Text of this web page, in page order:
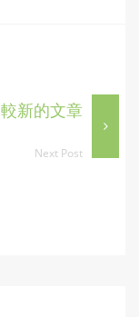
較新的文章
Next Post